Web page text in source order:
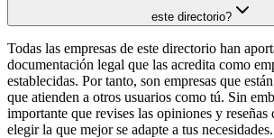
este directorio?
Todas las empresas de este directorio han
documentación legal que las acredita como
establecidas. Por tanto, son empresas que
que atienden a otros usuarios como tú. Sin
importante que revises las opiniones y reseñas
elegir la que mejor se adapte a tus necesidades.